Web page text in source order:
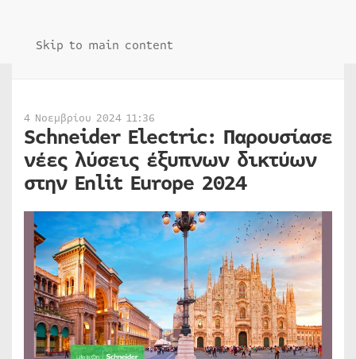
Skip to main content
4 Νοεμβρίου 2024 11:36
Schneider Electric: Παρουσίασε
νέες λύσεις έξυπνων δικτύων
στην Enlit Europe 2024